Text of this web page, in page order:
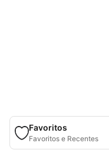
Favoritos
Favoritos e Recentes